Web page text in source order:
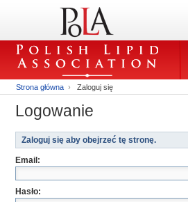
Strona główna › Zaloguj się
Logowanie
Zaloguj się aby obejrzeć tę stronę.
Email:
Hasło: